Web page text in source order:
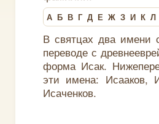
А Б В Г Д Е Ж З И К Л
В святцах два имени
переводе с
форма Исак.
эти имена: Исааков,
Исаченков.